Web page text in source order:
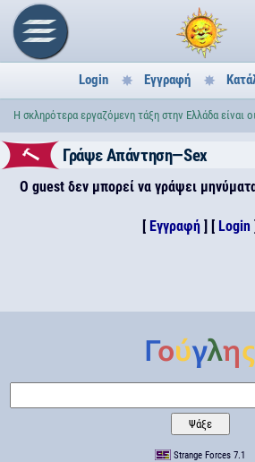
Login Εγγραφή
Η σκληρότερα εργαζόμενη τάξη στην Ελλάδα είναι
Γράψε Απάντηση—Sex
Ο guest δεν μπορεί να γράψει
[ Εγγραφή ] [ Login ]
Strange Forces 7.1